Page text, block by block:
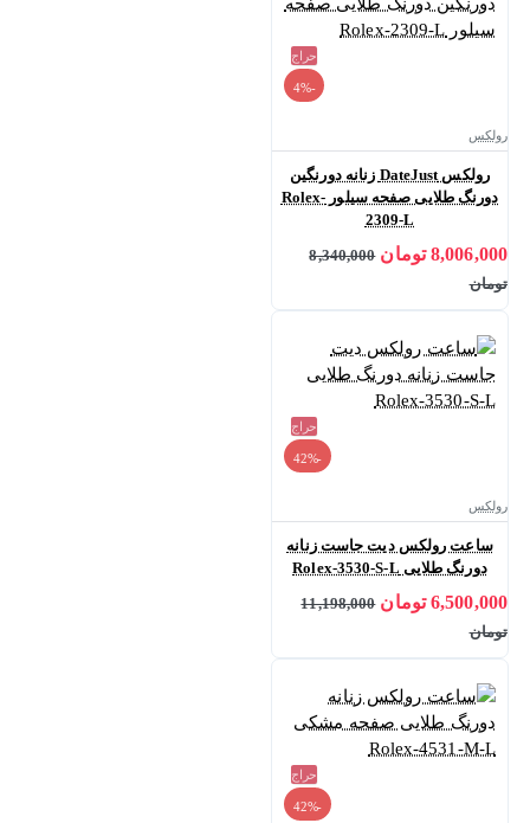
حراج
-4%
رولکس
رولکس DateJust زنانه دورنگین
دورنگ طلایی صفحه سیلور Rolex-
2309-L
8,006,000 تومان
8,340,000
تومان
حراج
-42%
رولکس
ساعت رولکس دیت جاست زنانه
دورنگ طلایی Rolex-3530-S-L
6,500,000 تومان
11,198,000
تومان
حراج
-42%